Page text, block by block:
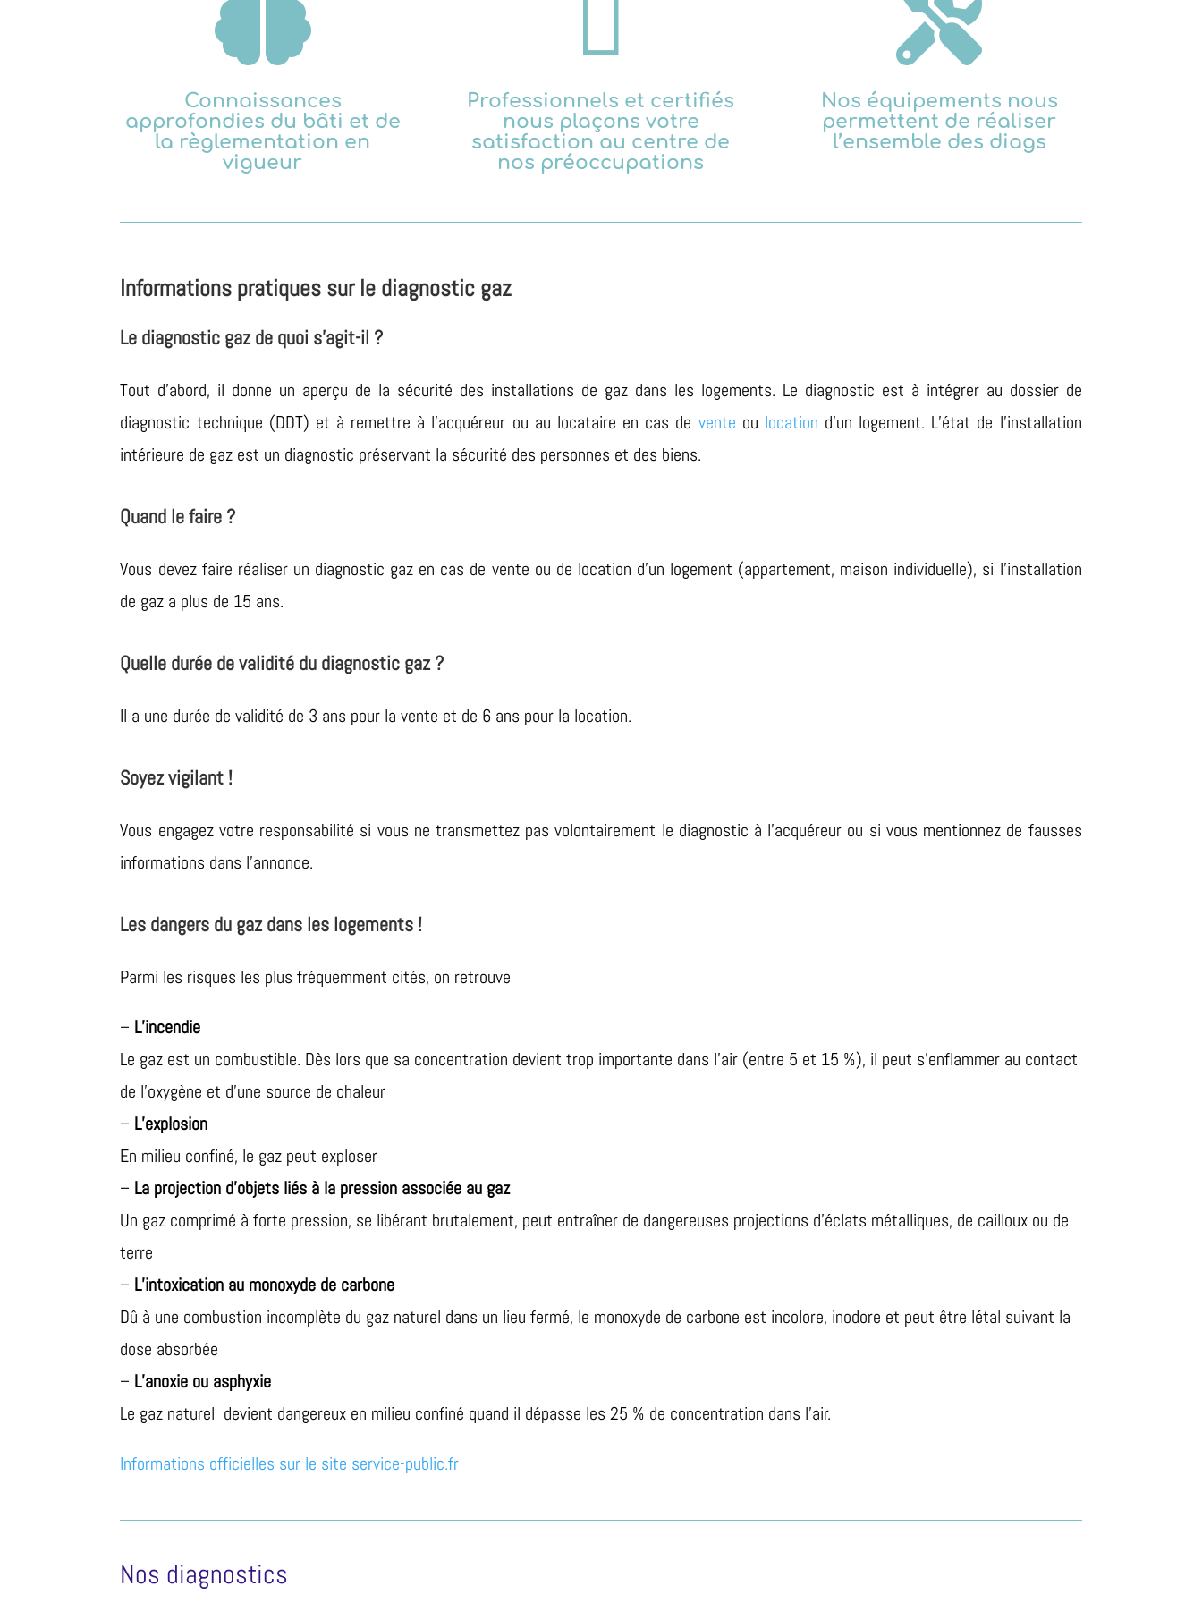

Connaissances
approfondies du bâti et de
la règlementation en
vigueur
Professionnels et certifiés
nous plaçons votre
satisfaction au centre de
nos préoccupations

Nos équipements nous
permettent de réaliser
l’ensemble des diags
Informations pratiques sur le diagnostic gaz
Le diagnostic gaz de quoi s’agit-il ?
Tout d’abord, il donne un aperçu de la sécurité des installations de gaz dans les logements. Le diagnostic est à intégrer au dossier de
diagnostic technique (DDT) et à remettre à l’acquéreur ou au locataire en cas de vente ou location d’un logement. L’état de l’installation
intérieure de gaz est un diagnostic préservant la sécurité des personnes et des biens.
Quand le faire ?
Vous devez faire réaliser un diagnostic gaz en cas de vente ou de location d’un logement (appartement, maison individuelle), si l’installation
de gaz a plus de 15 ans.
Quelle durée de validité du diagnostic gaz ?
Il a une durée de validité de 3 ans pour la vente et de 6 ans pour la location.
Soyez vigilant !
Vous engagez votre responsabilité si vous ne transmettez pas volontairement le diagnostic à l’acquéreur ou si vous mentionnez de fausses
informations dans l’annonce.
Les dangers du gaz dans les logements !
Parmi les risques les plus fréquemment cités, on retrouve
– L’incendie
Le gaz est un combustible. Dès lors que sa concentration devient trop importante dans l’air (entre 5 et 15 %), il peut s’enflammer au contact
de l’oxygène et d’une source de chaleur
– L’explosion
En milieu confiné, le gaz peut exploser
– La projection d’objets liés à la pression associée au gaz
Un gaz comprimé à forte pression, se libérant brutalement, peut entraîner de dangereuses projections d’éclats métalliques, de cailloux ou de
terre
– L’intoxication au monoxyde de carbone
Dû à une combustion incomplète du gaz naturel dans un lieu fermé, le monoxyde de carbone est incolore, inodore et peut être létal suivant la
dose absorbée
– L’anoxie ou asphyxie
Le gaz naturel devient dangereux en milieu confiné quand il dépasse les 25 % de concentration dans l’air.
Informations officielles sur le site service-public.fr
Nos diagnostics